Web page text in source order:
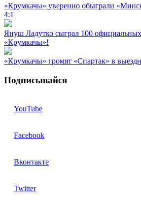
«Крумкачы» уверенно обыграли
4:1
Януш Ладутко сыграл 100 официальных
«Крумкачы»!
«Крумкачы» громят «Спартак» в
Подписывайся
YouTube
Facebook
Вконтакте
Twitter